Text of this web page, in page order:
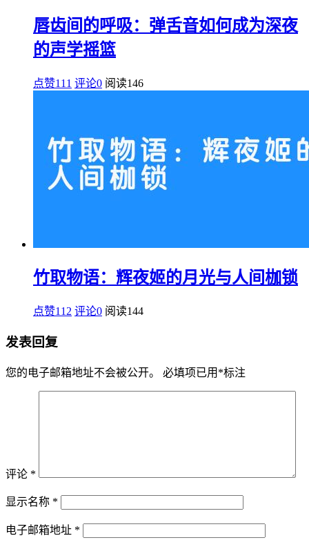
唇齿间的呼吸：弹舌音如何成为深夜
的声学摇篮
点赞111 评论0 阅读146
竹取物语：辉夜姬的月光与人间枷锁
点赞112 评论0 阅读144
发表回复
您的电子邮箱地址不会被公开。 必填项已用 *标注
评论 *
显示名称 *
电子邮箱地址 *